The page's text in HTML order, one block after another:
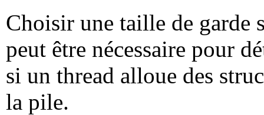
Choisir une taille de garde
peut être nécessaire pour
si un thread alloue des
la pile.